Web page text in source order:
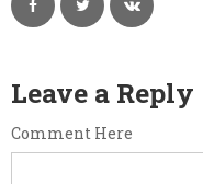
Leave a Reply
Comment Here